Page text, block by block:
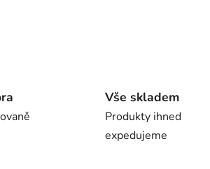
Vše skladem
Produkty ihned
expedujeme